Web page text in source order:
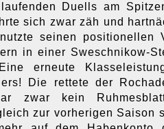
Duells am
sich zwar zäh und
seinen positionellen
in einer Sweschnikow-
erneute
Die rettete der
zwar kein
zur vorherigen Saison